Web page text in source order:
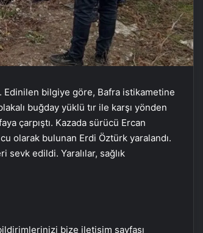
Edinilen bilgiye göre, Bafra istikametine
buğday yüklü tır ile karşı yönden
çarpıştı. Kazada sürücü Ercan
olarak bulunan Erdi Öztürk yaralandı.
sevk edildi. Yaralılar, sağlık
bize iletişim sayfası
Hollanda’da Andy Warhol’un
yolcunun yazdığı mektup 400 bin